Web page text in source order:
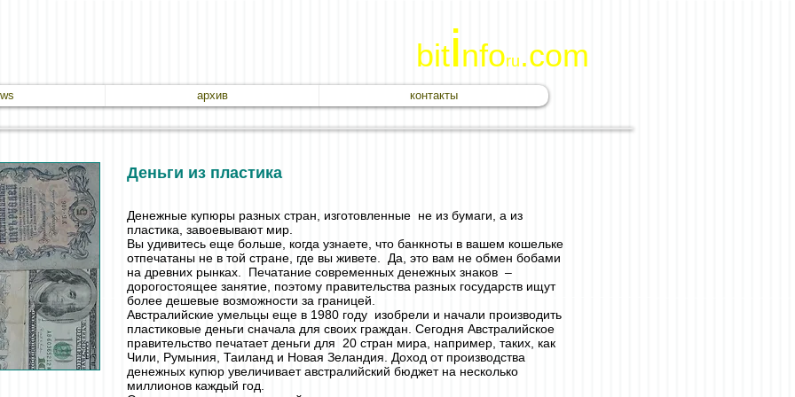
bitinforu .com
архив контакты
Денежные купюры разных стран, изготовленные не из бумаги, а из
пластика, завоевывают мир.
Вы удивитесь еще больше, когда узнаете, что банкноты в вашем кошельке
отпечатаны не в той стране, где вы живете. Да, это вам не обмен бобами
на древних рынках. Печатание современных денежных знаков –
дорогостоящее занятие, поэтому правительства разных государств ищут
более дешевые возможности за границей.
Австралийские умельцы еще в 1980 году изобрели и начали производить
пластиковые деньги сначала для своих граждан. Сегодня Австралийское
правительство печатает деньги для 20 стран мира, например, таких, как
Чили, Румыния, Таиланд и Новая Зеландия. Доход от производства
денежных купюр увеличивает австралийский бюджет на несколько
миллионов каждый год.
Деньги из пластика